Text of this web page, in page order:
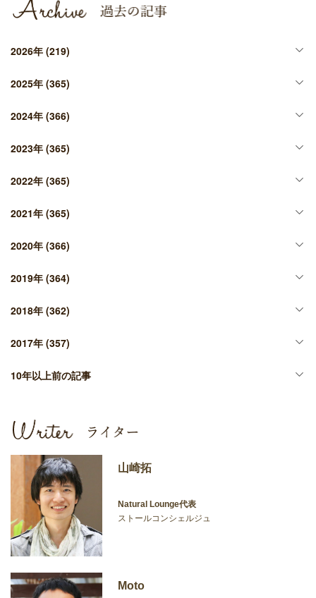
2026年 (219)
2025年 (365)
2024年 (366)
2023年 (365)
2022年 (365)
2021年 (365)
2020年 (366)
2019年 (364)
2018年 (362)
2017年 (357)
10年以上前の記事
山崎拓
Natural Lounge代表
ストールコンシェルジュ
Moto